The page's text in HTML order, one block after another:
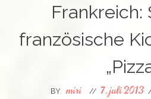
Frankreich:
französische
BY miri // 7. juli 2013